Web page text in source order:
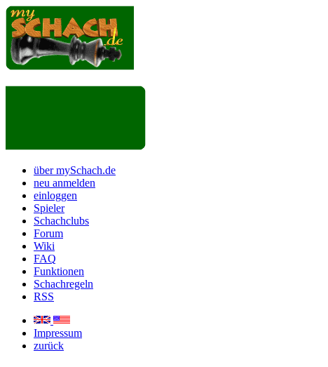
über mySchach.de
neu anmelden
einloggen
Spieler
Schachclubs
Forum
Wiki
FAQ
Funktionen
Schachregeln
RSS
Impressum
zurück